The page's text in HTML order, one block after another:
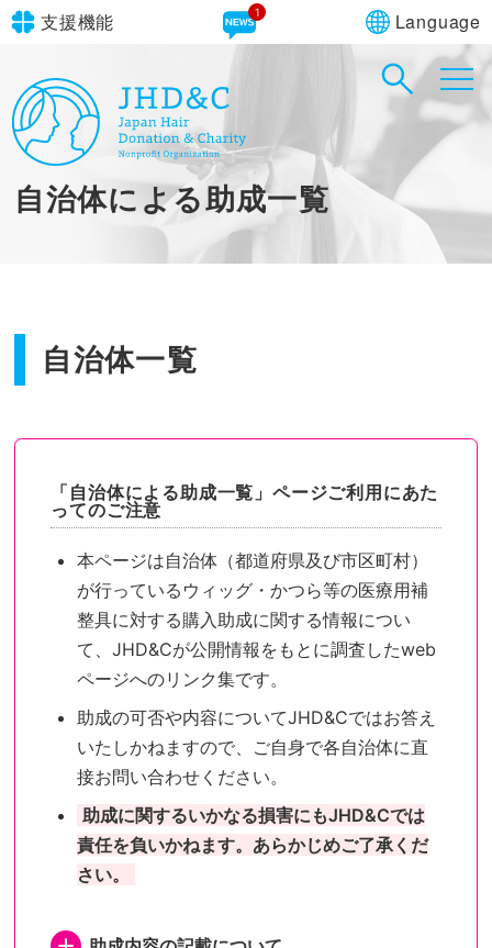
支援機能
文字サイズ 標準
青 黒
やさしいにほんご
1 Language
in simple English
自治体による助成一覧
自治体一覧
「自治体による助成一覧」ページご利用にあた
ってのご注意
本ページは自治体（都道府県及び市区町村）
が行っているウィッグ・かつら等の医療用補
整具に対する購入助成に関する情報につい
て、JHD&Cが公開情報をもとに調査したweb
ページへのリンク集です。
助成の可否や内容についてJHD&Cではお答え
いたしかねますので、ご自身で各自治体に直
接お問い合わせください。
助成に関するいかなる損害にもJHD&Cでは
責任を負いかねます。あらかじめご了承くだ
さい。